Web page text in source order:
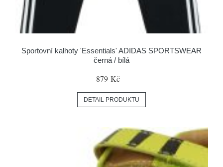
Sportovní kalhoty 'Essentials' ADIDAS SPORTSWEAR
černá / bílá
879 Kč
DETAIL PRODUKTU